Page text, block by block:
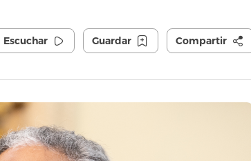
Escuchar Guardar Compartir